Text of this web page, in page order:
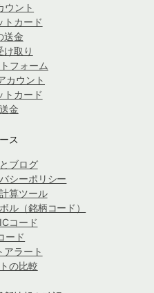
ウント
トカード
送金
け取り
フォーム
カウント
トカード
金
ス
ブログ
シーポリシー
算ツール
ル（銘柄コード）
コード
ード
アラート
の比較